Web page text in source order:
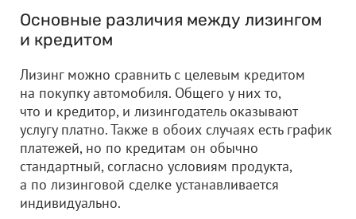
Основные различия между лизингом
и кредитом
Лизинг можно сравнить с целевым кредитом
на покупку автомобиля. Общего у них то,
что и кредитор, и лизингодатель оказывают
услугу платно. Также в обоих случаях есть график
платежей, но по кредитам он обычно
стандартный, согласно условиям продукта,
а по лизинговой сделке устанавливается
индивидуально.